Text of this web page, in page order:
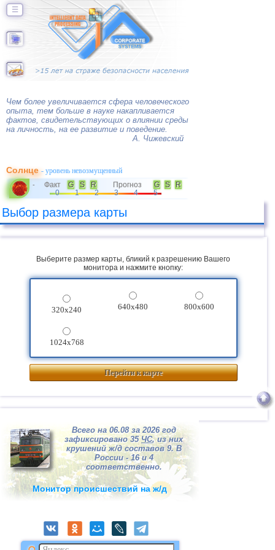
☰
Чем более увеличивается сфера человеческого
опыта, тем больше в науке накапливается
фактов, свидетельствующих о влиянии среды
на личность, на ее развитие и поведение.
А. Чижевский
Солнце- уровень невозмущенный
- Факт G S R Прогноз G S
R
0
1 2 3 4 5
Выбор размера карты
Выберите размер карты, бликий к разрешению Вашего
монитора и нажмите кнопку:
320x240 640x480 800x600
1024x768
Перейти к карте
Всего на 06.08 за 2026 год
зафиксировано 35ЧС, из них
крушений ж/д составов 9. В
России - 16 и 4
соответственно.
Монитор происшествий на ж/д